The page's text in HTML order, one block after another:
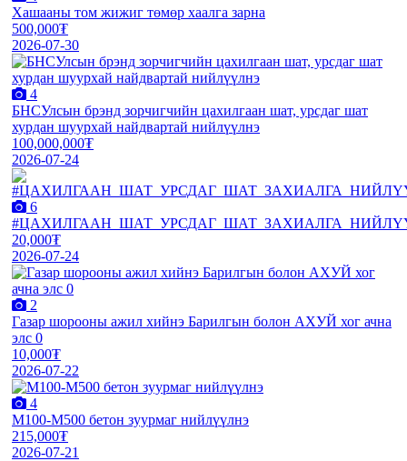
Хашааны том жижиг төмөр хаалга зарна
500,000₮
2026-07-30
4
БНСУлсын брэнд зорчигчийн цахилгаан шат, урсдаг шат
хурдан шуурхай найдвартай нийлүүлнэ
100,000,000₮
2026-07-24
6
20,000₮
2026-07-24
2
Газар шорооны ажил хийнэ Барилгын болон АХУЙ хог ачна
элс 0
10,000₮
2026-07-22
4
М100-М500 бетон зуурмаг нийлүүлнэ
215,000₮
2026-07-21